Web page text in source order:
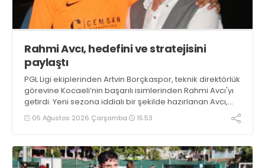
Rahmi Avcı, hedefini ve stratejisini
paylaştı
PGL Ligi ekiplerinden Artvin Borçkaspor, teknik direktörlük
görevine Kocaeli’nin başarılı isimlerinden Rahmi Avcı'yı
getirdi. Yeni sezona iddialı bir şekilde hazırlanan Avcı,
duygularını aktardı.
05 Ağustos 2026 Çarşamba 15:53